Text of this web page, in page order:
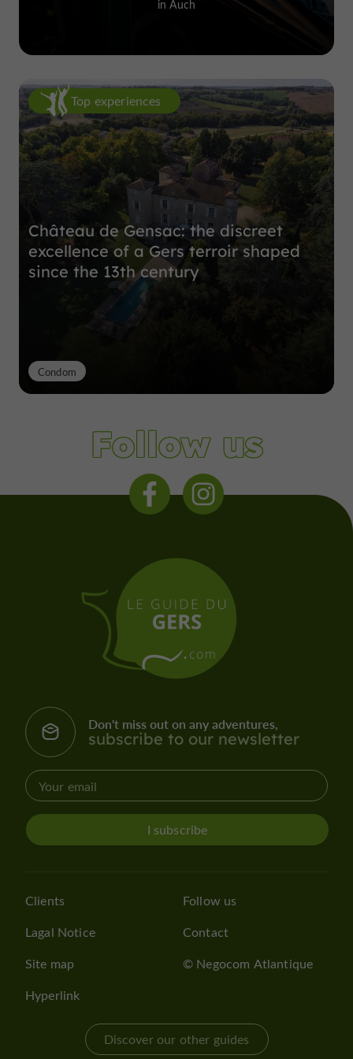
in Auch
Top experiences
Château de Gensac: the discreet
excellence of a Gers terroir shaped
since the 13th century
Condom
Follow us
Don't miss out on any adventures,
subscribe to our newsletter
I subscribe
Clients
Lagal Notice
Site map
Hyperlink
Follow us
Contact
© Negocom Atlantique
Discover our other guides